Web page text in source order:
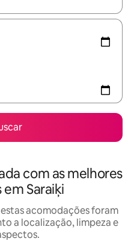
com as melhores
Saraiķi
acomodações foram
a localização, limpeza e